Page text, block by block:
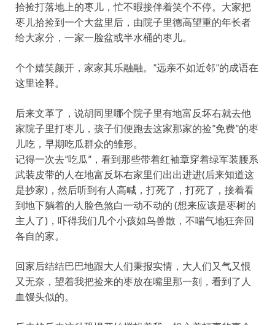
拾捡打落地上的枣儿，忙不暇接伴着笑个不停。大家把
枣儿拾捡到一个大盆里后，由院子里德高望重的年长者
给大家分，一家一脸盆或半水桶的枣儿。
个个嬉笑颜开，家家其乐融融。”远亲不如近邻”的成语在
这里诠释。
后来文革了，说胡同里哪个院子里有地富反坏右就去他
家院子里打枣儿，孩子们便跑去这家那家的捡”免费”的枣
儿吃，早期吃瓜群众的雏形。
记得一次去”吃瓜”，看到那些带着红袖章穿着绿军装腰系
武装皮带的人在地富反坏右家里们出出进进(后来知道这
是抄家)，然后听到有人高喊，打死了，打死了，接着看
到地下躺着的人脸色煞白一动不动的 (想来应该是枣树的
主人了)，吓得我们几个小孩如鸟兽散，不喘气地狂奔回
各自的家。
回家后结结巴巴地跟大人们秉报实情，大人们又气又恨
又无奈，望着我把捡来的枣放在嘴里那一刻，看到了人
血馒头似的。